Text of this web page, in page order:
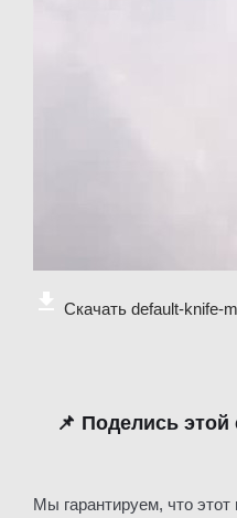
Скачать default-knife-
📌 Поделись
Мы гарантируем, что